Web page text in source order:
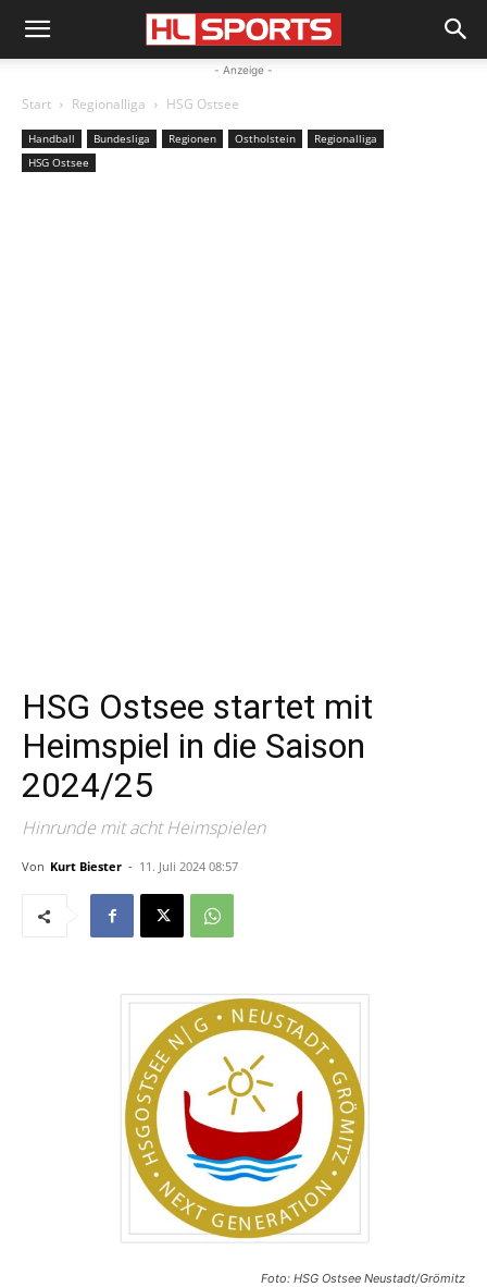
- Anzeige -
Start Regionalliga HSG Ostsee
Handball Bundesliga Regionen Ostholstein
Regionalliga
HSG Ostsee
HSG Ostsee startet mit
Heimspiel in die Saison
2024/25
Hinrunde mit acht Heimspielen
Von Kurt Biester - 11. Juli 2024 08:57
Foto: HSG Ostsee Neustadt/Grömitz